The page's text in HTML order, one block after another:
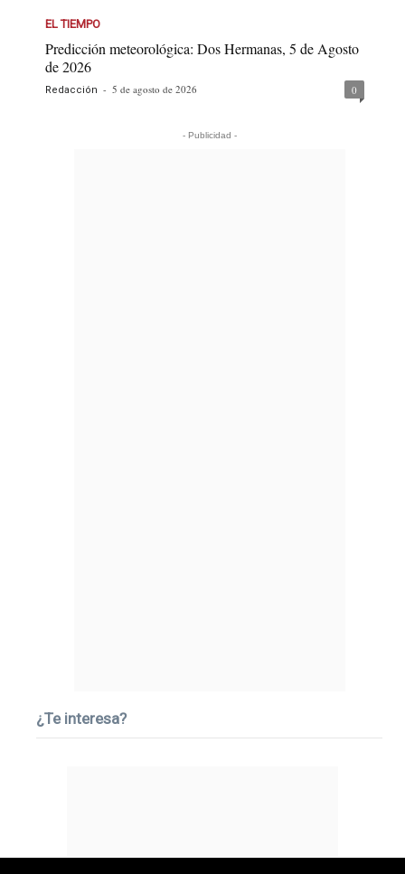
EL TIEMPO
Predicción meteorológica: Dos Hermanas, 5 de Agosto
de 2026
Redacción - 5 de agosto de 2026 0
- Publicidad -
¿Te interesa?